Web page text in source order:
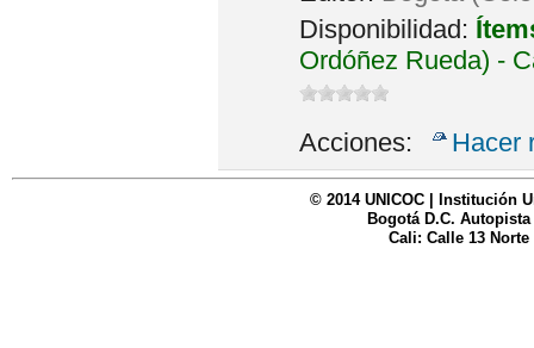
Disponibilidad:
Ordóñez Rueda) -
Acciones: Hacer
© 2014 UNICOC | Institución
Bogotá D.C. Autopista
Cali: Calle 13 Norte